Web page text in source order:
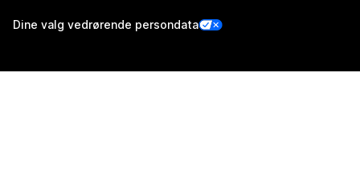
Dine valg vedrørende persondata